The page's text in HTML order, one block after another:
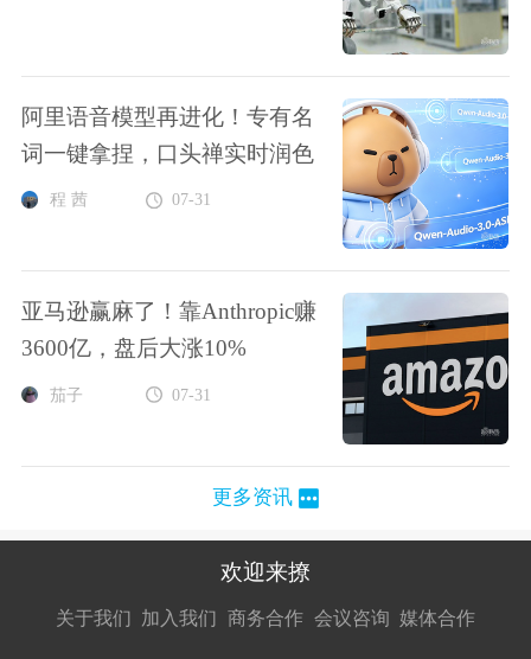
阿里语音模型再进化！专有名
词一键拿捏，口头禅实时润色
程 茜 07-31
亚马逊赢麻了！靠Anthropic赚
3600亿，盘后大涨10%
茄子 07-31
更多资讯
欢迎来撩
关于我们 加入我们
接扔简历
商务合作
接开聊
会议咨询 媒体合作
接开聊